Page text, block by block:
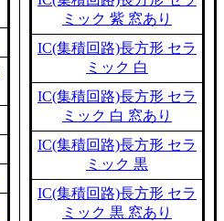
ミック 紫 窓あり
IC(集積回路)長方形 セラ
ミック 白
IC(集積回路)長方形 セラ
ミック 白 窓あり
IC(集積回路)長方形 セラ
ミック 黒
IC(集積回路)長方形 セラ
ミック 黒 窓あり